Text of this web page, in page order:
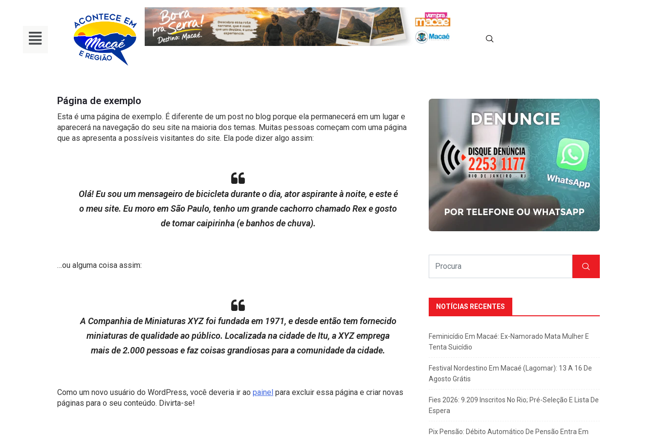
Página de exemplo
Esta é uma página de exemplo. É diferente de um post no blog porque ela permanecerá em um lugar e
aparecerá na navegação do seu site na maioria dos temas. Muitas pessoas começam com uma página
que as apresenta a possíveis visitantes do site. Ela pode dizer algo assim:
Olá! Eu sou um mensageiro de bicicleta durante o dia, ator aspirante à noite, e este é
o meu site. Eu moro em São Paulo, tenho um grande cachorro chamado Rex e gosto
de tomar caipirinha (e banhos de chuva).
…ou alguma coisa assim:
A Companhia de Miniaturas XYZ foi fundada em 1971, e desde então tem fornecido
miniaturas de qualidade ao público. Localizada na cidade de Itu, a XYZ emprega
mais de 2.000 pessoas e faz coisas grandiosas para a comunidade da cidade.
Como um novo usuário do WordPress, você deveria ir ao painel para excluir essa página e criar novas
páginas para o seu conteúdo. Divirta-se!
NOTÍCIAS RECENTES
Feminicídio Em Macaé: Ex-Namorado Mata Mulher E
Tenta Suicídio
Festival Nordestino Em Macaé (Lagomar): 13 A 16 De
Agosto Grátis
Fies 2026: 9.209 Inscritos No Rio; Pré-Seleção E Lista De
Espera
Pix Pensão: Débito Automático De Pensão Entra Em